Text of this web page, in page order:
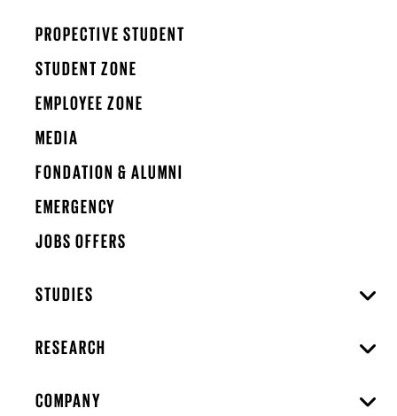
PROPECTIVE STUDENT
STUDENT ZONE
EMPLOYEE ZONE
MEDIA
FONDATION & ALUMNI
EMERGENCY
JOBS OFFERS
STUDIES
RESEARCH
COMPANY